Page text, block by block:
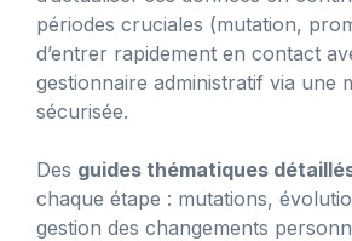
périodes cruciales (mutation,
d’entrer rapidement en contact
gestionnaire administratif via une
sécurisée.
Des guides thématiques
chaque étape : mutations,
gestion des changements